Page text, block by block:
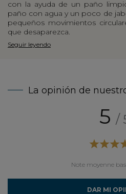
con la ayuda de un paño
paño con agua y un poco de
pequeños movimientos
que desaparezca.
Seguir leyendo
La opinión de
5 /
Note moyenne
DAR MI